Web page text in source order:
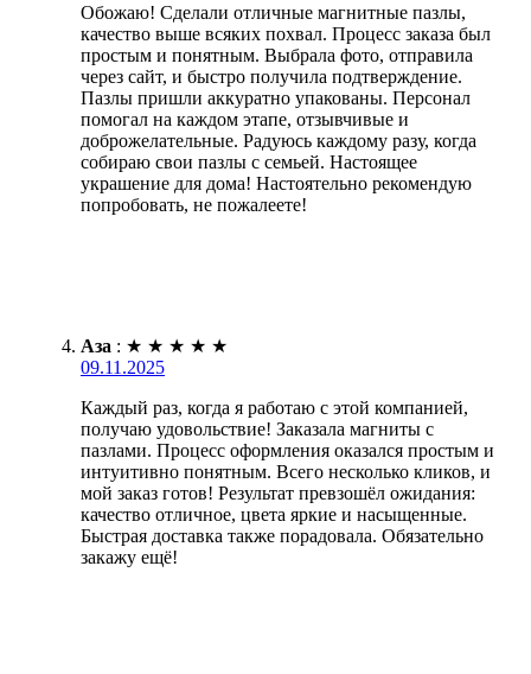
Обожаю! Сделали отличные магнитные пазлы,
качество выше всяких похвал. Процесс заказа был
простым и понятным. Выбрала фото, отправила
через сайт, и быстро получила подтверждение.
Пазлы пришли аккуратно упакованы. Персонал
помогал на каждом этапе, отзывчивые и
доброжелательные. Радуюсь каждому разу, когда
собираю свои пазлы с семьей. Настоящее
украшение для дома! Настоятельно рекомендую
попробовать, не пожалеете!
Аза : ★ ★ ★ ★ ★
09.11.2025
Каждый раз, когда я работаю с этой компанией,
получаю удовольствие! Заказала магниты с
пазлами. Процесс оформления оказался простым и
интуитивно понятным. Всего несколько кликов, и
мой заказ готов! Результат превзошёл ожидания:
качество отличное, цвета яркие и насыщенные.
Быстрая доставка также порадовала. Обязательно
закажу ещё!